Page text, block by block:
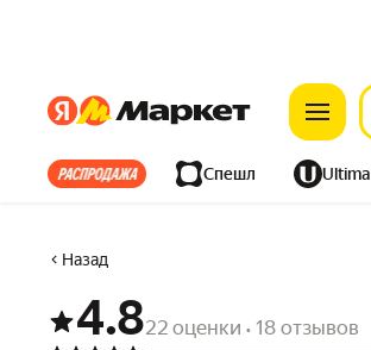
ЯндексЯндекс
Все хиты Спешл Ultima
Назад
4.822 оценки • 18 отзывов